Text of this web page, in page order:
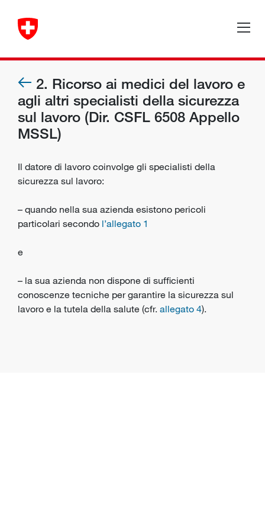
2. Ricorso ai medici del lavoro e
agli altri specialisti della sicurezza
sul lavoro (Dir. CSFL 6508 Appello
MSSL)
Il datore di lavoro coinvolge gli specialisti della
sicurezza sul lavoro:
– quando nella sua azienda esistono pericoli
particolari secondo l’allegato 1
e
– la sua azienda non dispone di sufficienti
conoscenze tecniche per garantire la sicurezza sul
lavoro e la tutela della salute (cfr. allegato 4).